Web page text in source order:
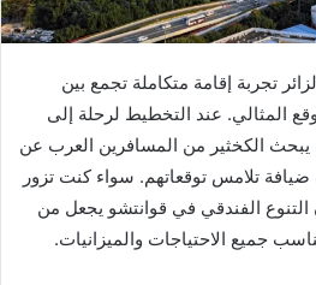
تجربة إقامة متكاملة تجمع بين
المثالي. عند التخطيط لرحلة إلى
يبحث الكخثير من المسافرين العرب عن
تلامس توقعاتهم. سواء كنت تزور
التنوع الفندقي في قوانتشو يجعل من
جميع الاحتياجات والميزانيات.